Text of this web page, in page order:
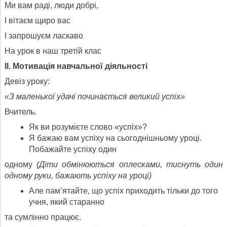
Ми вам раді, люди добрі,
І вітаєм щиро вас
І запрошуєм ласкаво
На урок в наш третій клас
ІІ. Мотивація навчальної діяльності
Девіз уроку:
«З маленької удачі починається великий успіх»
Вчитель.
Як ви розумієте слово «успіх»?
Я бажаю вам успіху на сьогоднішньому уроці.
Побажайте успіху один
одному(Діти обмінюються оплесками, тиснуть один
одному руки, бажають успіху на уроці)
Але пам’ятайте, що успіх приходить тільки до того
учня, який старанно
та сумлінно працює.